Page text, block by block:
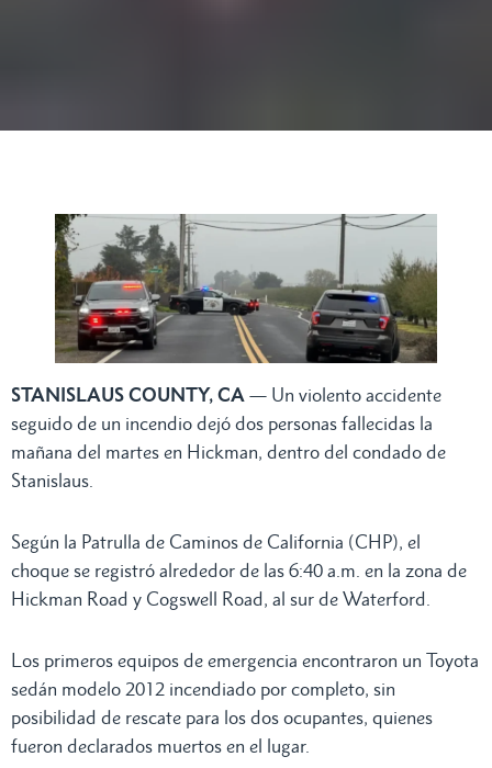
STANISLAUS COUNTY, CA — Un violento accidente
seguido de un incendio dejó dos personas fallecidas la
mañana del martes en Hickman, dentro del condado de
Stanislaus.
Según la Patrulla de Caminos de California (CHP), el
choque se registró alrededor de las 6:40 a.m. en la zona de
Hickman Road y Cogswell Road, al sur de Waterford.
Los primeros equipos de emergencia encontraron un Toyota
sedán modelo 2012 incendiado por completo, sin
posibilidad de rescate para los dos ocupantes, quienes
fueron declarados muertos en el lugar.